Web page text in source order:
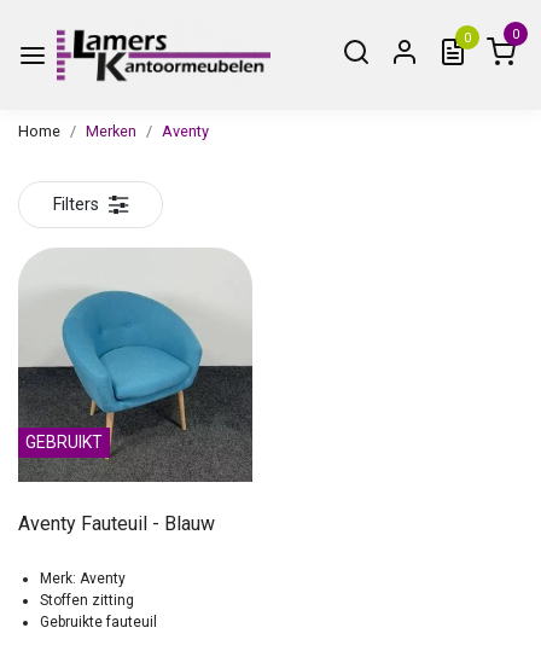
0 0
Home Merken Aventy
Filters
GEBRUIKT
Aventy Fauteuil - Blauw
Merk: Aventy
Stoffen zitting
Gebruikte fauteuil